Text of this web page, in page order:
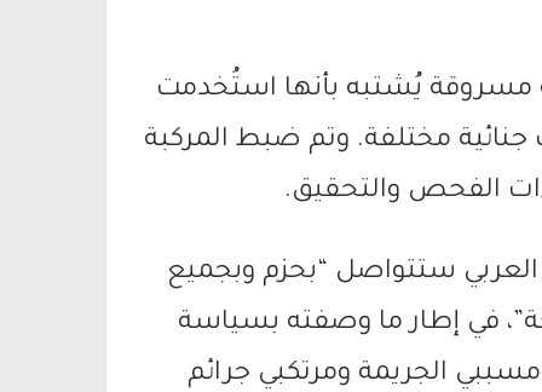
مسروقة يُشتبه بأنها استُخدمت
مختلفة. وتم ضبط المركبة
الفحص والتحقيق.
ستتواصل “بحزم وبجميع
في إطار ما وصفته بسياسة
الجريمة ومرتكبي جرائم